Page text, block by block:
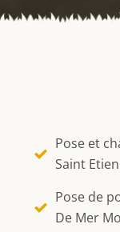
Pose et
Saint
Pose de
De Mer